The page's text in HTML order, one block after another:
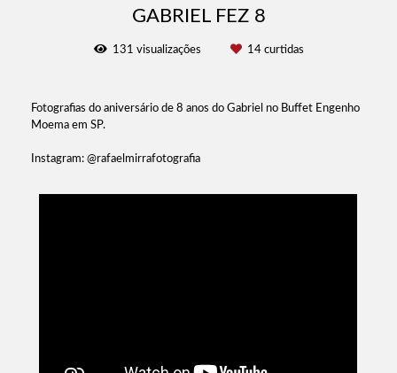
GABRIEL FEZ 8
131 visualizações 14curtidas
Fotografias do aniversário de 8 anos do Gabriel no Buffet Engenho
Moema em SP.
Instagram: @rafaelmirrafotografia